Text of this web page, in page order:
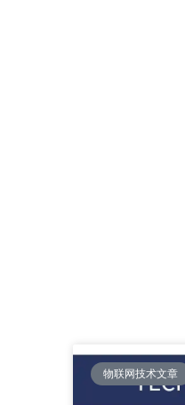
物联网技术文章